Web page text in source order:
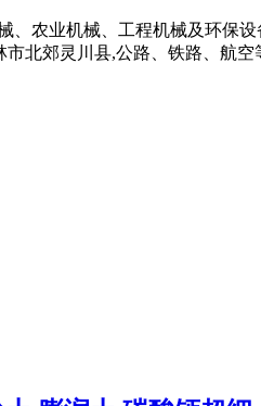
、农业机械、工程机械及环保
北郊灵川县,公路、铁路、航空